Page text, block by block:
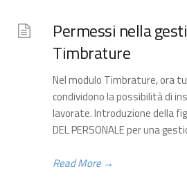
Permessi nella
Timbrature
Nel modulo Timbrature, ora
condividono la possibilità di
lavorate. Introduzione della
DEL PERSONALE per una
Read More →